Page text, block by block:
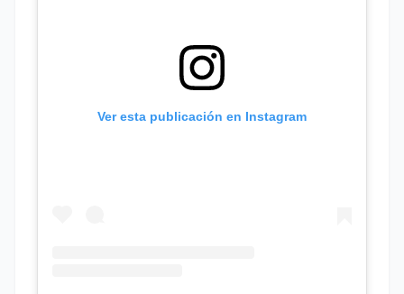
Ver esta publicación en Instagram